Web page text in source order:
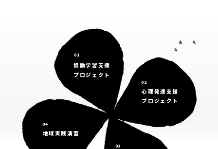
心理発達支援
プロジェクト
02
地域実践演習
04
03
協働学習支援
プロジェクト
01